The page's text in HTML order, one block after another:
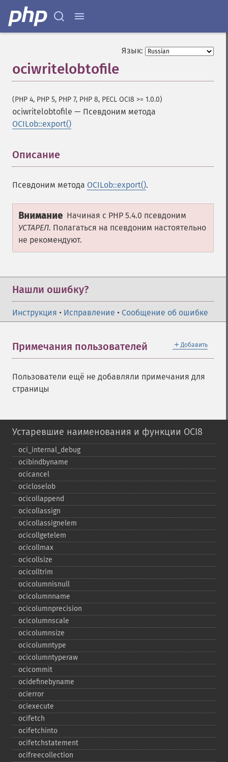
Язык:
ociwritelobtofile
(PHP 4, PHP 5, PHP 7, PHP 8, PECL OCI8 >= 1.0.0)
ociwritelobtofile — Псевдоним метода
OCILob::export()
Описание
Псевдоним метода OCILob::export().
Внимание Начиная с PHP 5.4.0 псевдоним
УСТАРЕЛ. Полагаться на псевдоним настоятельно
не рекомендуют.
Нашли ошибку?
Инструкция • Исправление • Сообщение об ошибке
＋ Добавить
Примечания пользователей
Пользователи ещё не добавляли примечания для
страницы
Устаревшие наименования и функции OCI8
oci_​internal_​debug
ocibindbyname
ocicancel
ocicloselob
ocicollappend
ocicollassign
ocicollassignelem
ocicollgetelem
ocicollmax
ocicollsize
ocicolltrim
ocicolumnisnull
ocicolumnname
ocicolumnprecision
ocicolumnscale
ocicolumnsize
ocicolumntype
ocicolumntyperaw
ocicommit
ocidefinebyname
ocierror
ociexecute
ocifetch
ocifetchinto
ocifetchstatement
ocifreecollection